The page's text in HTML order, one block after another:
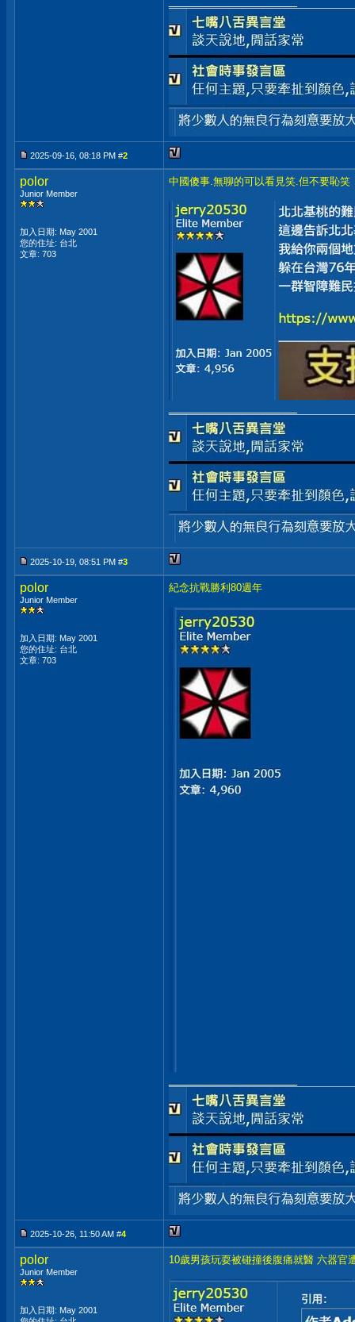
2025-09-16, 08:18 PM #2
polor
Junior Member
加入日期: May 2001
您的住址: 台北
文章: 703
中國傻事.無聊的可以看見笑.但不要恥笑
2025-10-19, 08:51 PM #3
polor
Junior Member
加入日期: May 2001
您的住址: 台北
文章: 703
紀念抗戰勝利80週年
2025-10-26, 11:50 AM #4
polor
Junior Member
加入日期: May 2001
10歲男孩玩耍被碰撞後腹痛就醫 六器官